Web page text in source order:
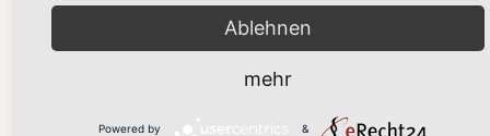
„Europa setzt auf Partnerschaft statt Zölle“
Ablehnen
mehr
Powered by &